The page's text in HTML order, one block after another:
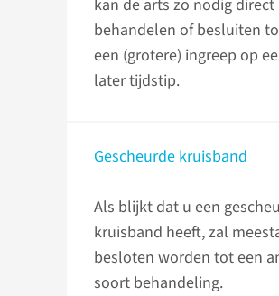
kan de arts zo nodig direct
behandelen of besluiten
een (grotere) ingreep op
later tijdstip.
Gescheurde kruisband
Als blijkt dat u een
kruisband heeft, zal
besloten worden tot een
soort behandeling.